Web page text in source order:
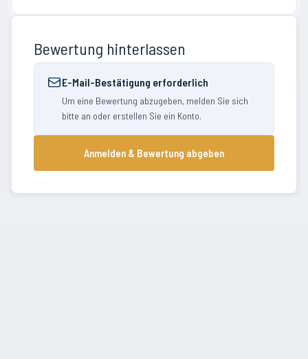
Bewertung hinterlassen
E-Mail-Bestätigung erforderlich
Um eine Bewertung abzugeben, melden Sie sich
bitte an oder erstellen Sie ein Konto.
Anmelden & Bewertung abgeben